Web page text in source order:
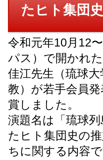
たヒト集団
令和元年10月12
パス）で開かれ
佳江先生（琉球
教）が若手会員
賞しました。
演題名は「琉球
たヒト集団史の
ちに関する内容